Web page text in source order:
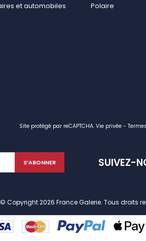
en garantissant la conformité avec les
et automobiles
Polaire
Site protégé par reCAPTCHA. Vie privée - Termes
SUIVEZ-
© Copyright 2026 France Galerie. Tous droits